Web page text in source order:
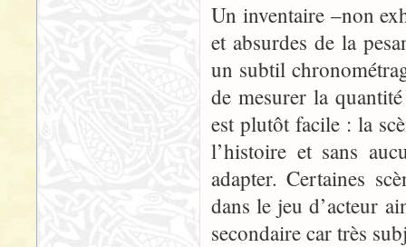
Un inventaire –non
et absurdes de la
un subtil
de mesurer la
est plutôt facile : la
l’histoire et sans
adapter. Certaines
dans le jeu d’acteur
secondaire car très